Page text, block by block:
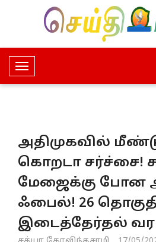
T
o
e
N
a
v
i
a
t
அதிமுகவில்
கொறடா சர்ச்சை!
மேஜைக்கு போன
ஃபைல்! 26
இடைத்தேர்தல் வர